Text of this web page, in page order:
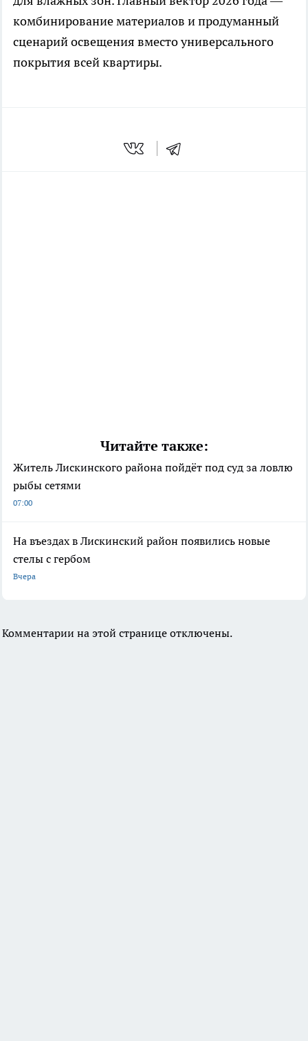
комбинирование материалов и продуманный
сценарий освещения вместо универсального
покрытия всей квартиры.
Читайте также:
Житель Лискинского района пойдёт под суд за ловлю
рыбы сетями
07:00
На въездах в Лискинский район появились новые
стелы с гербом
Вчера
Комментарии на этой странице отключены.